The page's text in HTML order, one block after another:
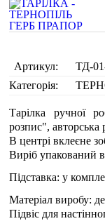
Артикул:
ТД-
Категорія:
Тарілка ручної
розпис",
В центрі вклеєне
Виріб упакований
Підставка: у
Матеріал виробу:
Підвіс для